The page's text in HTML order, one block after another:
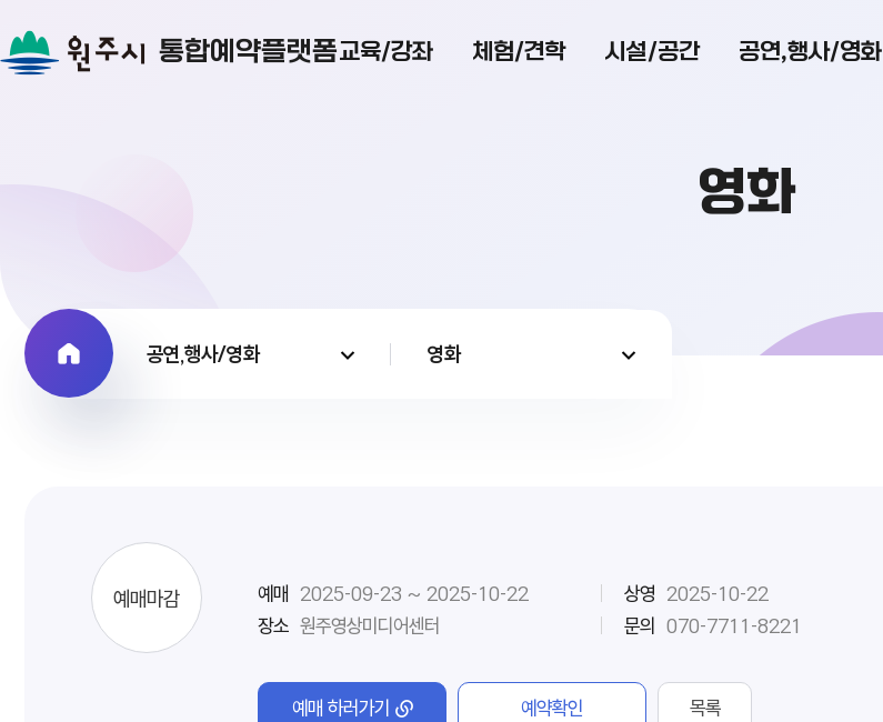
통합예약플랫폼교육/강좌 체험/견학 시설/공간 공연,행사/영화
영화
공연,행사/영화 영화
예매마감 예매 2025-09-23 ~ 2025-10-22 상영 2025-10-22
장소 원주영상미디어센터 문의 070-7711-8221
예매 하러가기 예약확인 목록